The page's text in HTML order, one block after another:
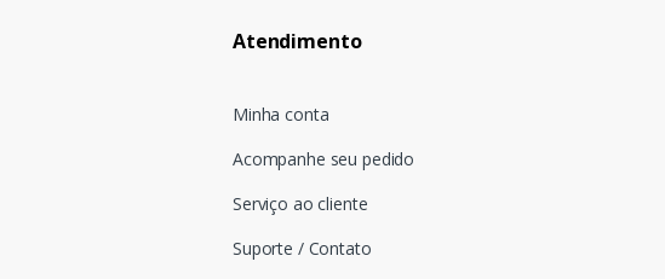
Atendimento
Minha conta
Acompanhe seu pedido
Serviço ao cliente
Suporte / Contato